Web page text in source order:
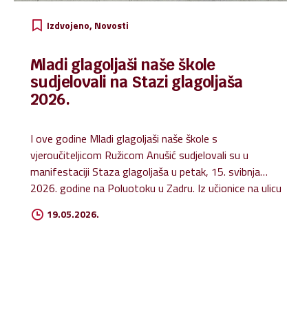
Izdvojeno Novosti
Mladi glagoljaši naše škole
sudjelovali na Stazi glagoljaša
2026.
I ove godine Mladi glagoljaši naše škole s
vjeroučiteljicom Ružicom Anušić sudjelovali su u
manifestaciji Staza glagoljaša u petak, 15. svibnja
2026. godine na Poluotoku u Zadru. Iz učionice na ulicu
naziv je radionice koju je pokrenula Udruga glagoljaša
Zadar. Cilj radionica jest promicanje i uporaba glagoljice
19.05.2026.